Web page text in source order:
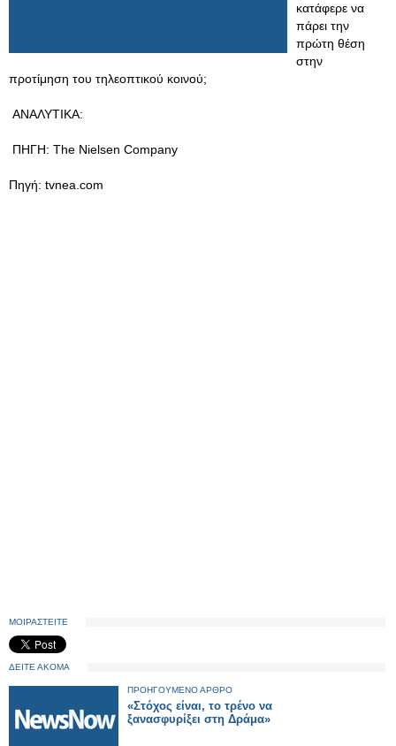
κατάφερε να
πάρει την
πρώτη θέση
στην
προτίμηση του τηλεοπτικού κοινού;
ΑΝΑΛΥΤΙΚΑ:
ΠΗΓΗ: The Nielsen Company
Πηγή: tvnea.com
ΜΟΙΡΑΣΤΕΙΤΕ
ΔΕΙΤΕ ΑΚΟΜΑ
ΠΡΟΗΓΟΥΜΕΝΟ ΑΡΘΡΟ
«Στόχος είναι, το τρένο να
ξανασφυρίξει στη Δράμα»